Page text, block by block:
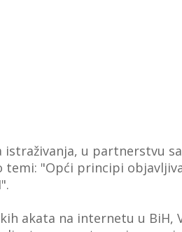
u partnerstvu
temi: "Opći principi
akata na internetu u BiH,